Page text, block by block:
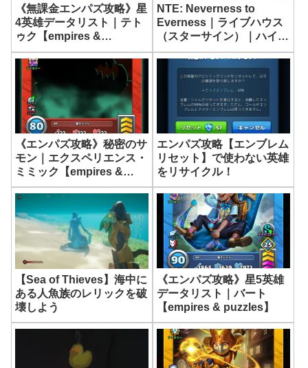
《無課金エンパズ攻略》星
4英雄データリスト｜テト
ゥク【empires &
puzzles】
NTE: Neverness to
Everness｜ライブハウス
（スターサイン）｜ハイパ
ーサウンド【ネバエバ】
《エンパズ攻略》秘密のサ
モン｜エクスペリエンス・
ミミック【empires &
puzzles】
エンパズ攻略【エンブレム
リセット】で使わない英雄
をリサイクル！
【Sea of Thieves】海中に
ある人魚族のレリックを破
壊しよう
《エンパズ攻略》星5英雄
データリスト｜バート
【empires & puzzles】